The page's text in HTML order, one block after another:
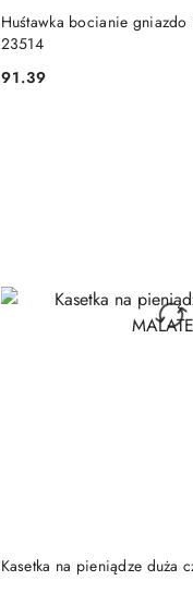
Huśtawka bocianie gniazdo
23514
Cena:
91.39
PRODUKT
Kasetka na pieniądze duża
PRODUKT